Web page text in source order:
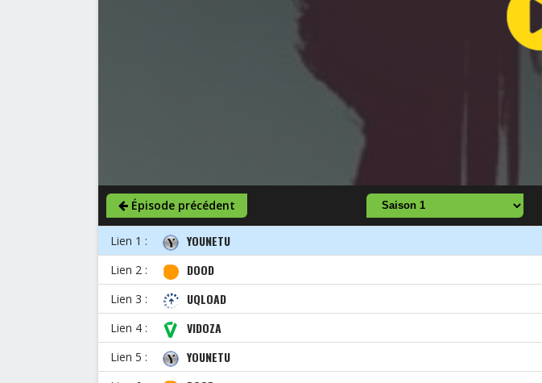
Épisode précédent
Lien 1 : YOUNETU
Lien 2 :
DOOD
Lien 3 :
UQLOAD
Lien 4 :
VIDOZA
Lien 5 :
YOUNETU